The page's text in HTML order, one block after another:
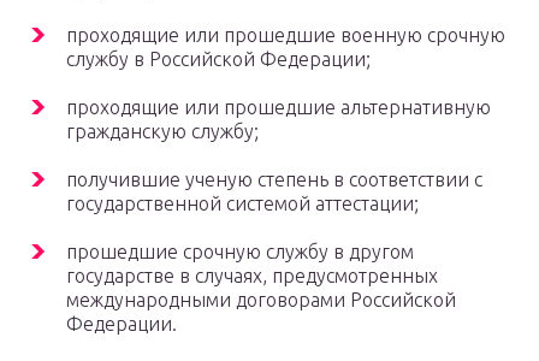
проходящие или прошедшие военную срочную
службу в Российской Федерации;
проходящие или прошедшие альтернативную
гражданскую службу;
получившие ученую степень в соответствии с
государственной системой аттестации;
прошедшие срочную службу в другом
государстве в случаях, предусмотренных
международными договорами Российской
Федерации.